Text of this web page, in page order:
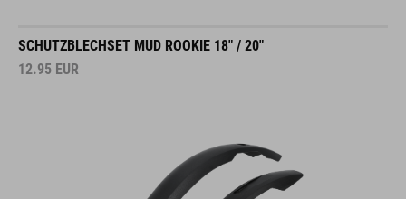
SCHUTZBLECHSET MUD ROOKIE 18" / 20"
12.95 EUR